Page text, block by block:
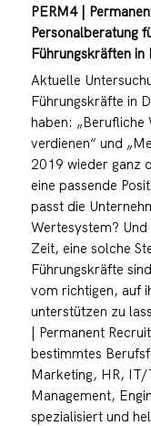
PERM4 |
Personalberatung
Führungskräften
Aktuelle
Führungskräfte in
haben: „Berufliche
verdienen“ und
2019 wieder ganz
eine passende
passt die
Wertesystem?
Zeit, eine solche
Führungskräfte
vom richtigen, auf
unterstützen zu
| Permanent
bestimmtes
Marketing, HR, IT/
Management,
spezialisiert und